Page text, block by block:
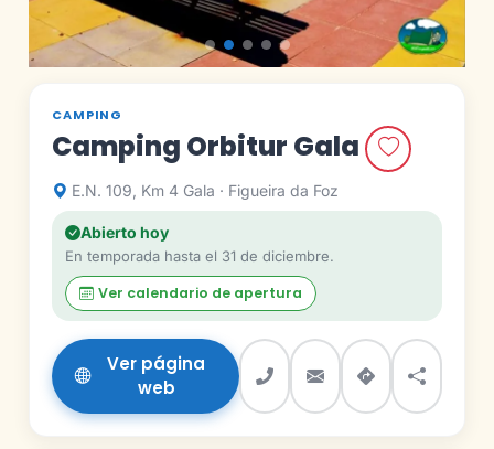
CAMPING
Camping Orbitur Gala
E.N. 109, Km 4 Gala · Figueira da Foz
Abierto hoy
En temporada hasta el 31 de diciembre.
Ver calendario de apertura
Ver página
web